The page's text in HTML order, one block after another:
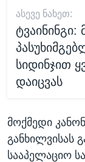
ᲐᲡᲔᲕᲔ ᲜᲐᲮᲔᲗ:
სიდინჯით
დაიცვას
მოქმედი
განხილვისას
სააპელაციო